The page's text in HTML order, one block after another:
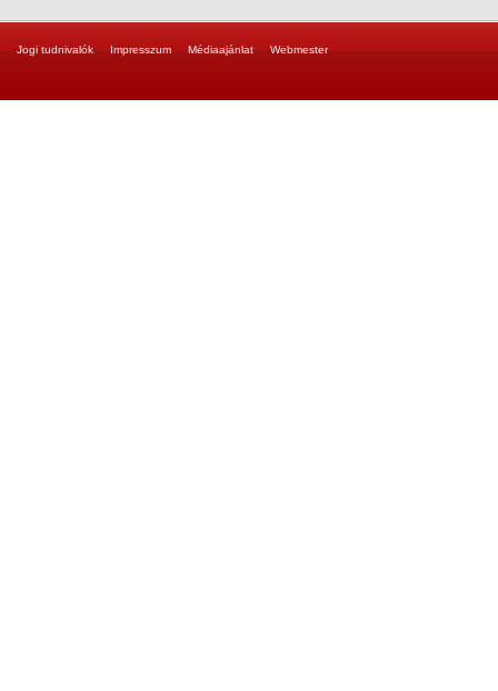
Jogi tudnivalók Impresszum Médiaajánlat Webmester